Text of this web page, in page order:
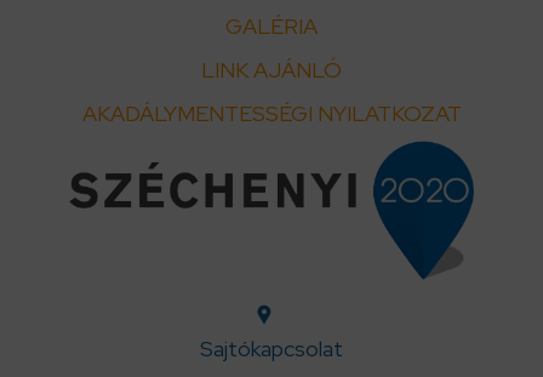
GALÉRIA
LINK AJÁNLÓ
AKADÁLYMENTESSÉGI NYILATKOZAT
Sajtókapcsolat